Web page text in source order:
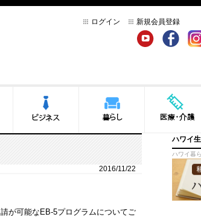
ログイン 新規会員登録
医療・介護
2016/11/22
が可能なEB-5プログラムについてご
ハワイ
ハワイ暮